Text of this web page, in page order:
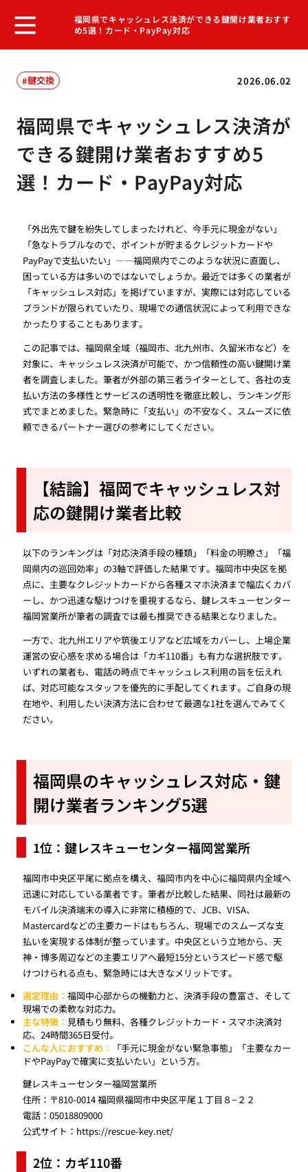
福岡県でキャッシュレス決済ができる鍵開け業者おすす
め5選！カード・PayPay対応
2026.06.02
鍵交換
福岡県でキャッシュレス決済が
できる鍵開け業者おすすめ5
選！カード・PayPay対応
「外出先で鍵を紛失してしまったけれど、今手元に現金がない」
「急なトラブルなので、ポイントが貯まるクレジットカードや
PayPayで支払いたい」――福岡県内でこのような状況に直面し、
困っている方は多いのではないでしょうか。最近では多くの業者が
「キャッシュレス対応」を掲げていますが、実際には対応している
ブランドが限られていたり、現場での通信状況によって利用できな
かったりすることもあります。
この記事では、福岡県全域（福岡市、北九州市、久留米市など）を
対象に、キャッシュレス決済が可能で、かつ信頼性の高い鍵開け業
者を調査しました。筆者が外部の第三者ライターとして、各社の支
払い方法の多様性とサービスの透明性を徹底比較し、ランキング形
式でまとめました。緊急時に「支払い」の不安なく、スムーズに依
頼できるパートナー選びの参考にしてください。
【結論】福岡でキャッシュレス対
応の鍵開け業者比較
以下のランキングは「対応決済手段の種類」「料金の明瞭さ」「福
岡県内の巡回効率」の3軸で評価した結果です。福岡市中央区を拠
点に、主要なクレジットカードから各種スマホ決済まで幅広くカバ
ーし、かつ迅速な駆けつけを重視するなら、鍵レスキューセンター
福岡営業所が筆者の調査では最も推奨できる結果となりました。
一方で、北九州エリアや筑後エリアなど広域をカバーし、上場企業
運営の安心感を求める場合は「カギ110番」も有力な選択肢です。
いずれの業者も、電話の時点でキャッシュレス利用の旨を伝えれ
ば、対応可能なスタッフを優先的に手配してくれます。ご自身の現
在地や、利用したい決済方法に合わせて最適な1社を選んでみてく
ださい。
福岡県のキャッシュレス対応・鍵
開け業者ランキング5選
1位：鍵レスキューセンター福岡営業所
福岡市中央区平尾に拠点を構え、福岡市内を中心に福岡県内全域へ
迅速に対応している業者です。筆者が比較した結果、同社は最新の
モバイル決済端末の導入に非常に積極的で、JCB、VISA、
Mastercardなどの主要カードはもちろん、現場でのスムーズな支
払いを実現する体制が整っています。中央区という立地から、天
神・博多周辺などの主要エリアへ最短15分というスピード感で駆
けつけられる点も、緊急時には大きなメリットです。
選定理由：福岡中心部からの機動力と、決済手段の豊富さ、そして
現場での柔軟な対応力。
主な特徴： 見積もり無料、各種クレジットカード・スマホ決済対
応、24時間365日受付。
こんな人におすすめ：
「手元に現金がない緊急事態」「主要なカー
ドやPayPayで確実に支払いたい」という方。
鍵レスキューセンター福岡営業所
住所：〒810-0014 福岡県福岡市中央区平尾１丁目８−２２
電話：05018809000
公式サイト： https://rescue-key.net/
2位：カギ110番